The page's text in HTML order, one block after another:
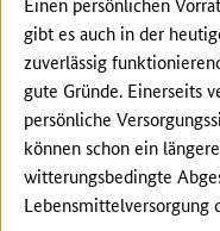
gibt es auch in der
zuverlässig
gute Gründe. Einerseits
persönliche
können schon ein
witterungsbedingte
Lebensmittelversorgung